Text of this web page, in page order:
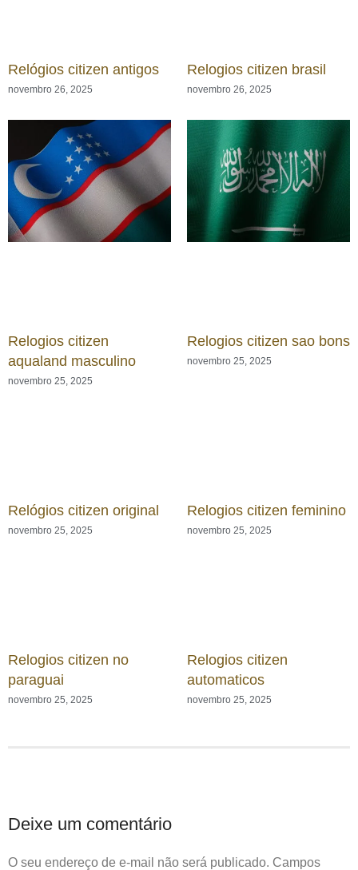
Relógios citizen antigos
novembro 26, 2025
Relogios citizen brasil
novembro 26, 2025
Relogios citizen
aqualand masculino
novembro 25, 2025
Relogios citizen sao bons
novembro 25, 2025
Relógios citizen original
novembro 25, 2025
Relogios citizen feminino
novembro 25, 2025
Relogios citizen no
paraguai
novembro 25, 2025
Relogios citizen
automaticos
novembro 25, 2025
Deixe um comentário
O seu endereço de e-mail não será publicado. Campos